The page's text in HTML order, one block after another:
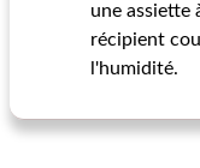
une assiette
récipient
l'humidité.